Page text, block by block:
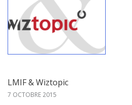
LMIF & Wiztopic
7 OCTOBRE 2015